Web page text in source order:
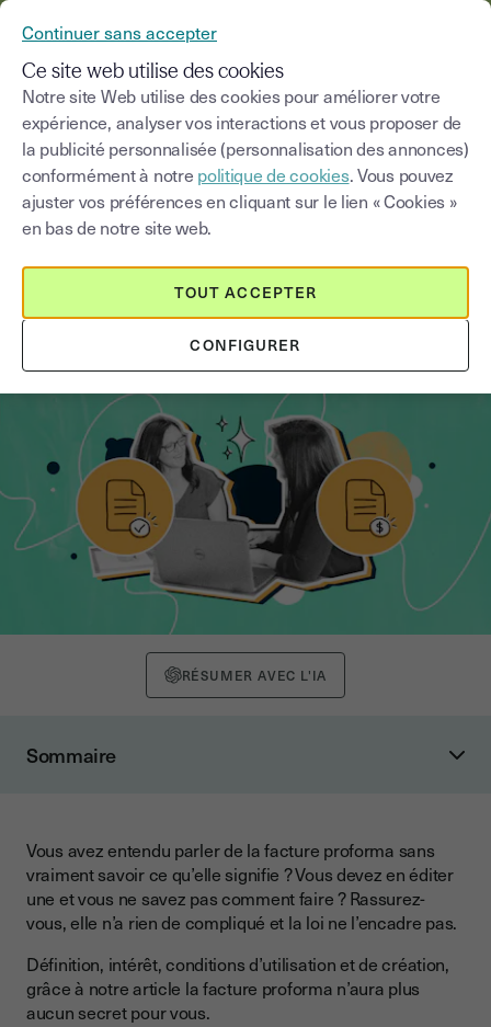
Blog
Choisir une catégorie Saisissez un terme
Tout savoir sur la facture proforma
RÉSUMER AVEC L'IA
Sommaire
Quelle est la valeur des factures proforma ?
Quelle est la différence entre une facture et une facture
proforma ?
Quelle est la différence entre une facture proforma et un
devis ?
Pourquoi faire une facture proforma (vendeur) ?
Vous avez entendu parler de la facture proforma sans
vraiment savoir ce qu’elle signifie ? Vous devez en éditer
une et vous ne savez pas comment faire ? Rassurez-
vous, elle n’a rien de compliqué et la loi ne l’encadre pas.
Définition, intérêt, conditions d’utilisation et de création,
grâce à notre article la facture proforma n’aura plus
aucun secret pour vous.
Continuer sans accepter
Ce site web utilise des cookies
Notre site Web utilise des cookies pour améliorer votre
expérience, analyser vos interactions et vous proposer de
la publicité personnalisée (personnalisation des annonces)
conformément à notre politique de cookies. Vous pouvez
ajuster vos préférences en cliquant sur le lien « Cookies »
en bas de notre site web.
CONFIGURER
TOUT ACCEPTER